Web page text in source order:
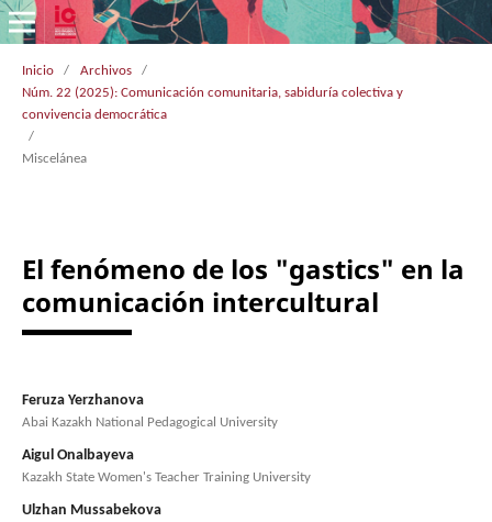
Inicio / Archivos
/
Núm. 22 (2025): Comunicación comunitaria, sabiduría colectiva y
convivencia democrática
/
Miscelánea
El fenómeno de los "gastics" en la
comunicación intercultural
Feruza Yerzhanova
Abai Kazakh National Pedagogical University
Aigul Onalbayeva
Kazakh State Women's Teacher Training University
Ulzhan Mussabekova